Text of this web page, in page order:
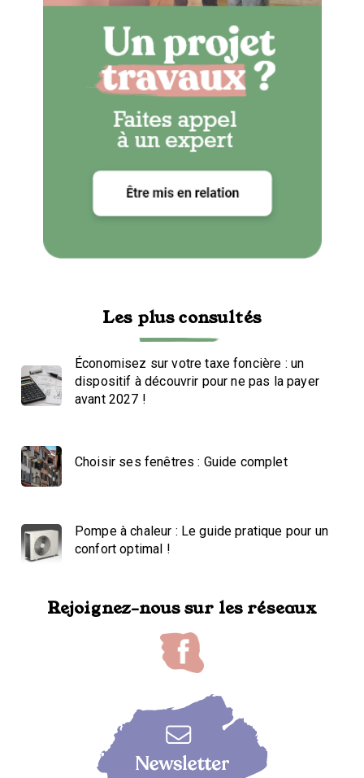
Les plus consultés
Économisez sur votre taxe foncière : un
dispositif à découvrir pour ne pas la payer
avant 2027 !
Choisir ses fenêtres : Guide complet
Pompe à chaleur : Le guide pratique pour un
confort optimal !
Rejoignez-nous sur les réseaux